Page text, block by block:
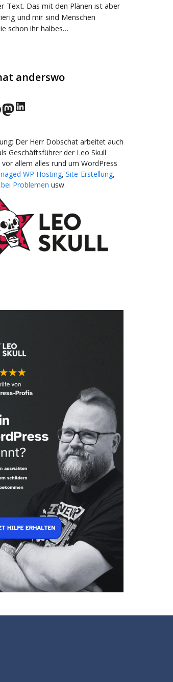
Text. Das mit den Plänen ist aber
und mir sind Menschen
schon ihr halbes…
anderswo
wp-punks.social
LinkedIn
Der Herr Dobschat arbeitet auch
Geschäftsführer der Leo Skull
vor allem alles rund um WordPress
WP Hosting, Site-Erstellung,
Problemen usw.